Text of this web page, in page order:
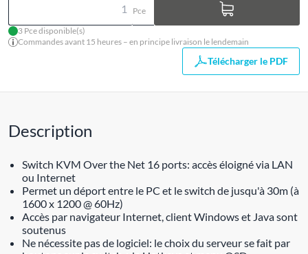
Pce
3 Pce disponible(s)
Commandes avant 15 heures – en principe livraison le lendemain
Télécharger le PDF
Description
Switch KVM Over the Net 16 ports: accès éloigné via LAN
ou Internet
Permet un déport entre le PC et le switch de jusqu'à 30m (à
1600 x 1200 @ 60Hz)
Accès par navigateur Internet, client Windows et Java sont
soutenus
Ne nécessite pas de logiciel: le choix du serveur se fait par